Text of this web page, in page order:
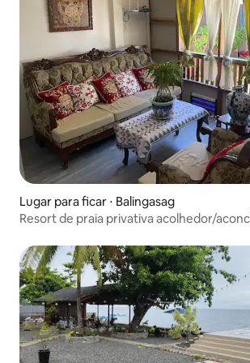
Lugar para ficar ⋅ Balingasag
Resort de praia privativa acolhedor/